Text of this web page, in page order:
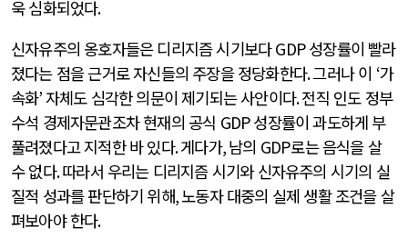
욱 심화되었다.
신자유주의 옹호자들은 디리지즘 시기보다GDP성장률이 빨라
졌다는 점을 근거로 자신들의 주장을 정당화한다.그러나 이 ‘가
속화’자체도 심각한 의문이 제기되는 사안이다.전직 인도 정부
수석 경제자문관조차 현재의 공식 GDP성장률이 과도하게 부
풀려졌다고 지적한 바 있다.게다가,남의 GDP로는 음식을 살
수 없다.따라서 우리는 디리지즘 시기와 신자유주의 시기의 실
질적 성과를 판단하기 위해,노동자 대중의 실제 생활 조건을 살
펴보아야 한다.